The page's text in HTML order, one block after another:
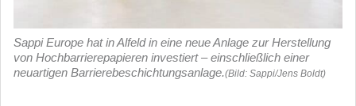
Sappi Europe hat in Alfeld in eine neue Anlage zur Herstellung
von Hochbarrierepapieren investiert – einschließlich einer
neuartigen Barrierebeschichtungsanlage.(Bild: Sappi/Jens Boldt)